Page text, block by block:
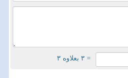
= ۳ بعلاوه ۳